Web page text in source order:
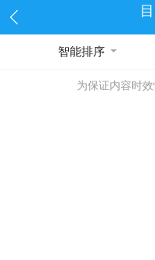
智能排序
为保证内容时